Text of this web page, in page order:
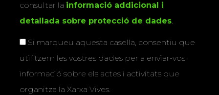
consultar la informació addicional i
detallada sobre protecció de dades.
Si marqueu aquesta casella, consentiu que
utilitzem les vostres dades per a enviar-vos
informació sobre els actes i activitats que
organitza la Xarxa Vives.